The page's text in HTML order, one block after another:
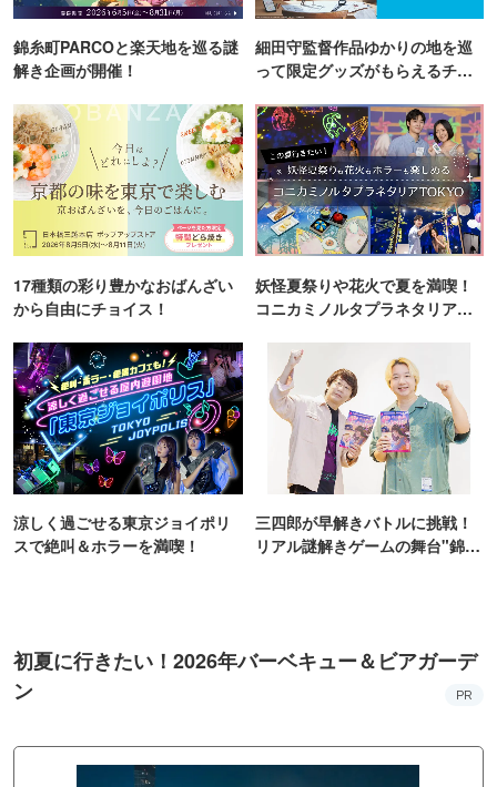
錦糸町PARCOと楽天地を巡る謎
解き企画が開催！
細田守監督作品ゆかりの地を巡
って限定グッズがもらえるチャ
17種類の彩り豊かなおばんざい
から自由にチョイス！
妖怪夏祭りや花火で夏を満喫！
コニカミノルタプラネタリア
涼しく過ごせる東京ジョイポリ
スで絶叫＆ホラーを満喫！
三四郎が早解きバトルに挑戦！
リアル謎解きゲームの舞台"錦糸
初夏に行きたい！2026年バーベキュー＆ビアガーデ
ン
PR